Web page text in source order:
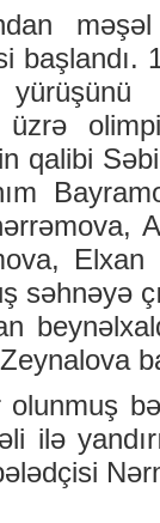
başlandı.
qalibi
olunmuş
ilə